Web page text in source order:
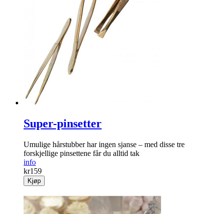
Super-pinsetter
Umulige hår­stubber har ingen sjanse – med disse tre
forskjellige pinsettene får du alltid tak
info
kr159
Kjøp